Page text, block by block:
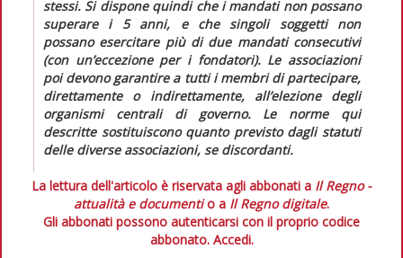
stessi. Si dispone quindi che i mandati non possano
superare i 5 anni, e che singoli soggetti non
possano esercitare più di due mandati consecutivi
(con un’eccezione per i fondatori). Le associazioni
poi devono garantire a tutti i membri di partecipare,
direttamente o indirettamente, all’elezione degli
organismi centrali di governo. Le norme qui
descritte sostituiscono quanto previsto dagli statuti
delle diverse associazioni, se discordanti.
La lettura dell'articolo è riservata agli abbonati a Il Regno -
attualità e documentio a Il Regno digitale.
Gli abbonati possono autenticarsi con il proprio codice
abbonato. Accedi.